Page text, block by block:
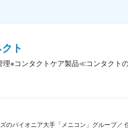
ト
理※コンタクトケア製品≪コンタク
のパイオニア大手「メニコン」グループ／